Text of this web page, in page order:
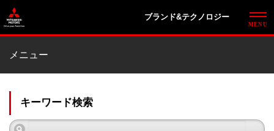
ブランド&テクノロジー
メニュー
キーワード検索